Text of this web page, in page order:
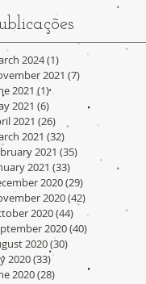
2024(1)
2021 (7)
2021 (1)1 post
2021 (6)
2021 (26)
2021 (32)
2021 (35)
2021 (33)
2020(29)
2020(42)
2020(44) 44 posts
2020(40)
2020(30)
2020(33)33 posts
2020(28) 28 posts